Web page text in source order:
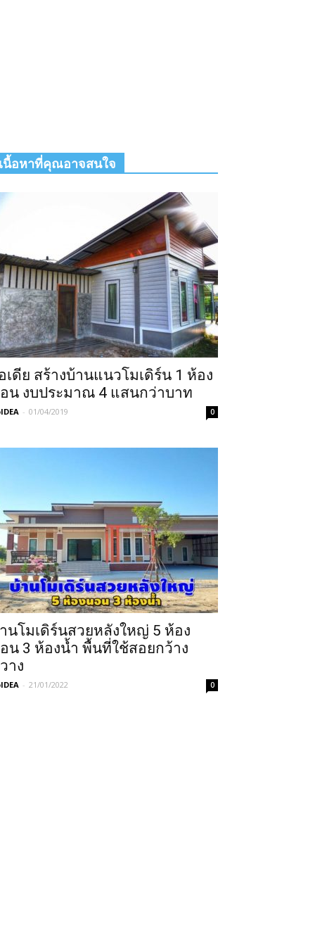
เนื้อหาที่คุณอาจสนใจ
เดีย สร้างบ้านแนวโมเดิร์น 1 ห้อง
น งบประมาณ 4 แสนกว่าบาท
- 01/04/2019 0
นโมเดิร์นสวยหลังใหญ่ 5 ห้อง
น 3 ห้องน้ำ พื้นที่ใช้สอยกว้าง
าง
- 21/01/2022 0